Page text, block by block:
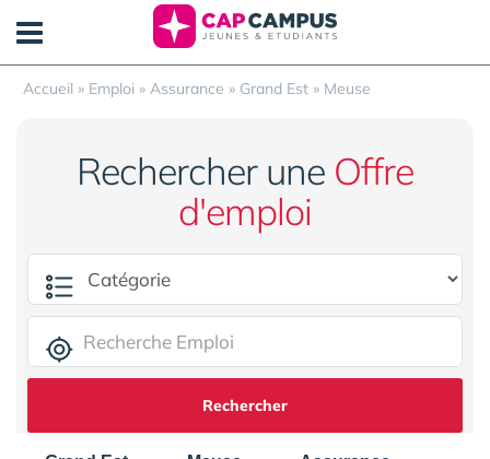
Accueil » Emploi » Assurance » Grand Est » Meuse
Rechercher une Offre
d'emploi
Rechercher
Panneau de gestion des cookies